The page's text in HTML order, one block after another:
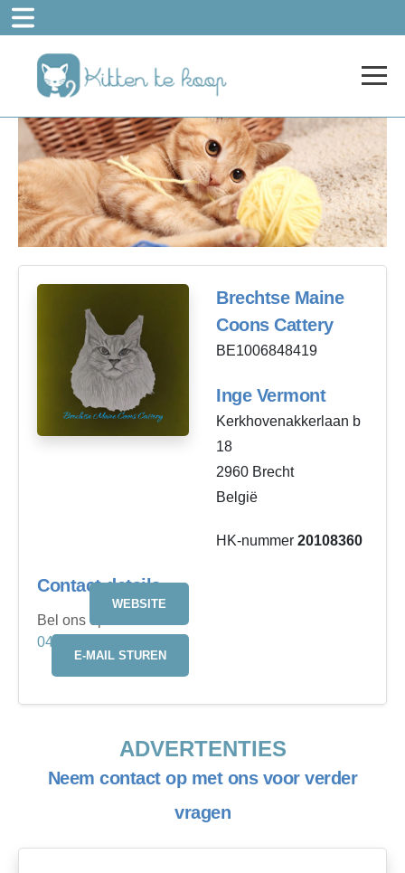
Brechtse Maine
Coons Cattery
BE1006848419
Inge Vermont
Kerkhovenakkerlaan b
18
2960 Brecht
België
HK-nummer 20108360
Contact details
Bel ons op
0473466598
WEBSITE
E-MAIL STUREN
ADVERTENTIES
Neem contact op met ons voor verder
vragen